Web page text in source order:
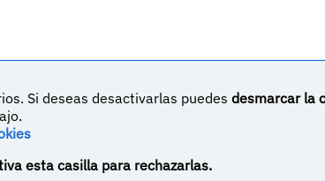
DeVuego es un proyecto sin ánimo de lucro
Si deseas desactivarlas puedes desmarcar la
esta casilla para rechazarlas.